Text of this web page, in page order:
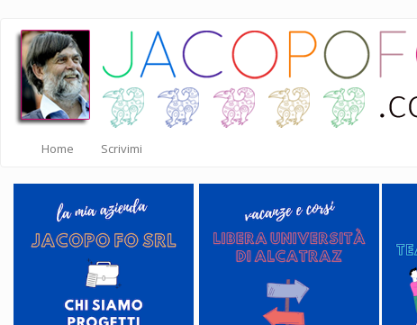
Salta
contenuto
principale
Home Scrivimi